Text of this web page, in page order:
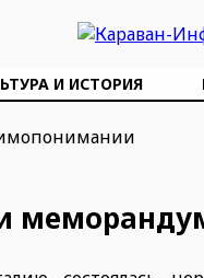
И ИСТОРИЯ